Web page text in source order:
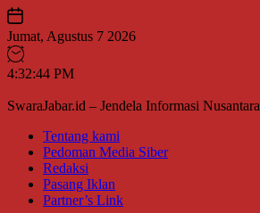
Skip
to
content
Jumat, Agustus 7 2026
4:32:46 PM
SwaraJabar.id – Jendela Informasi Nusantara
Tentang kami
Pedoman Media Siber
Redaksi
Pasang Iklan
Partner’s Link